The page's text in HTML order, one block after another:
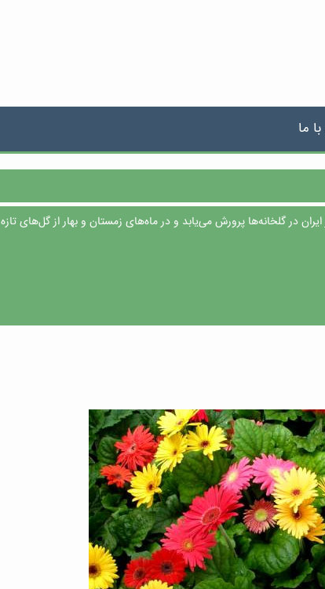
ما
ایران در گلخانه‌ها پرورش می‌یابد و در ماه‌های زمستان و بهار از گل‌های تازه